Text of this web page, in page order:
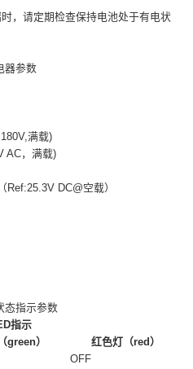
，请定期检查保持电池处于有电状
器参数
满载)
AC，满载)
Ref:25.3V DC@空载）
态指示参数
指示
green）
红色灯（red）
OFF